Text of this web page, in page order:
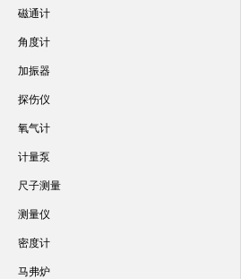
磁通计
角度计
加振器
探伤仪
氧气计
计量泵
尺子测量
测量仪
密度计
马弗炉